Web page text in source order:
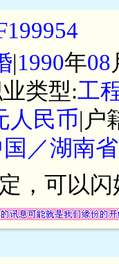
|1990年08
类型:工
人民币|户
／湖南
，可以闪